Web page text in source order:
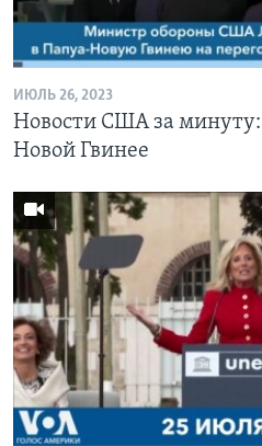
Learning English
СОЦИАЛЬНЫЕ СЕТИ
Языки
ИЮЛЬ 26, 2023
Новости США за
Новой Гвинее